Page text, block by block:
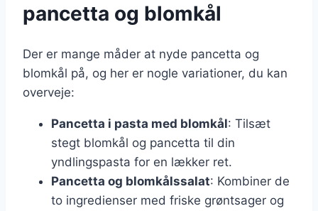
pancetta og blomkål
Der er mange måder at nyde pancetta og
blomkål på, og her er nogle variationer, du kan
overveje:
Pancetta i pasta med blomkål: Tilsæt
stegt blomkål og pancetta til din
yndlingspasta for en lækker ret.
Pancetta og blomkålssalat: Kombiner de
to ingredienser med friske grøntsager og